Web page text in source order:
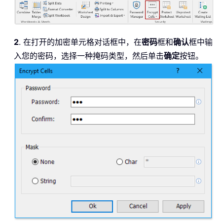
2. 在打开的加密单元格对话框中，在密码框和确认框中输
入您的密码，选择一种掩码类型，然后单击确定按钮。